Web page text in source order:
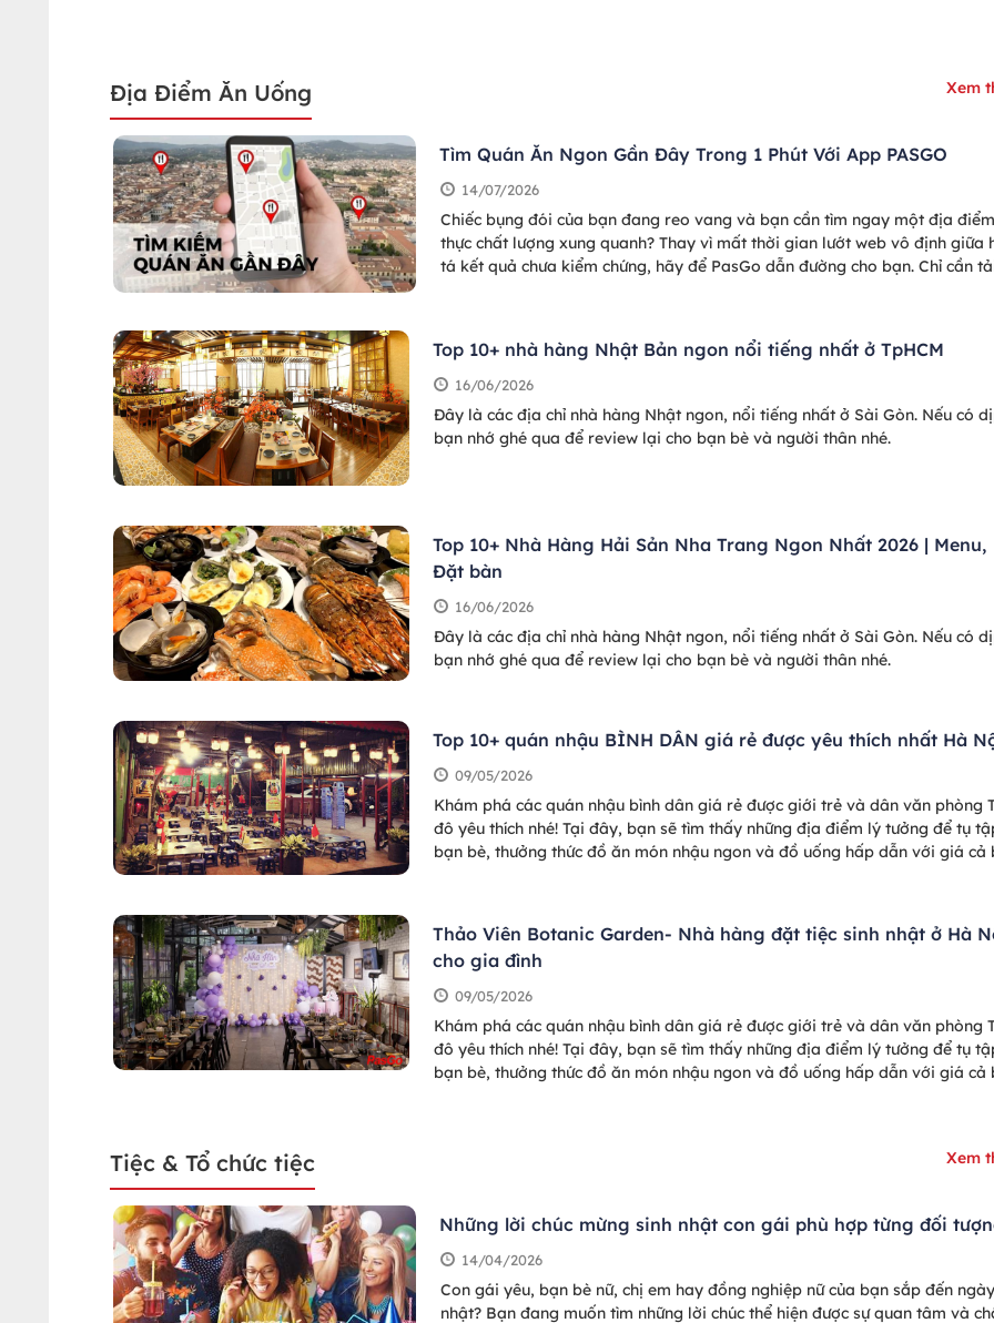
Địa Điểm Ăn Uống Xem
Tìm Quán Ăn Ngon Gần Đây Trong 1 Phút Với App PASGO
14/07/2026
Chiếc bụng đói của bạn đang reo vang và bạn cần tìm ngay một địa
thực chất lượng xung quanh? Thay vì mất thời gian lướt web vô định giữa
tá kết quả chưa kiểm chứng, hãy để PasGo dẫn đường cho bạn. Chỉ cần
Top 10+ nhà hàng Nhật Bản ngon nổi tiếng nhất ở TpHCM
16/06/2026
Đây là các địa chỉ nhà hàng Nhật ngon, nổi tiếng nhất ở Sài Gòn. Nếu có
bạn nhớ ghé qua để review lại cho bạn bè và người thân nhé.
Top 10+ Nhà Hàng Hải Sản Nha Trang Ngon Nhất 2026 | Menu,
Đặt bàn
16/06/2026
Đây là các địa chỉ nhà hàng Nhật ngon, nổi tiếng nhất ở Sài Gòn. Nếu có
bạn nhớ ghé qua để review lại cho bạn bè và người thân nhé.
Top 10+ quán nhậu BÌNH DÂN giá rẻ được yêu thích nhất Hà
09/05/2026
Khám phá các quán nhậu bình dân giá rẻ được giới trẻ và dân văn phòng
đô yêu thích nhé! Tại đây, bạn sẽ tìm thấy những địa điểm lý tưởng để tụ
bạn bè, thưởng thức đồ ăn món nhậu ngon và đồ uống hấp dẫn với giá cả
Thảo Viên Botanic Garden- Nhà hàng đặt tiệc sinh nhật ở Hà
cho gia đình
09/05/2026
Khám phá các quán nhậu bình dân giá rẻ được giới trẻ và dân văn phòng
đô yêu thích nhé! Tại đây, bạn sẽ tìm thấy những địa điểm lý tưởng để tụ
bạn bè, thưởng thức đồ ăn món nhậu ngon và đồ uống hấp dẫn với giá cả
Tiệc & Tổ chức tiệc Xem
Những lời chúc mừng sinh nhật con gái phù hợp từng đối
14/04/2026
Con gái yêu, bạn bè nữ, chị em hay đồng nghiệp nữ của bạn sắp đến
nhật? Bạn đang muốn tìm những lời chúc thể hiện được sự quan tâm và